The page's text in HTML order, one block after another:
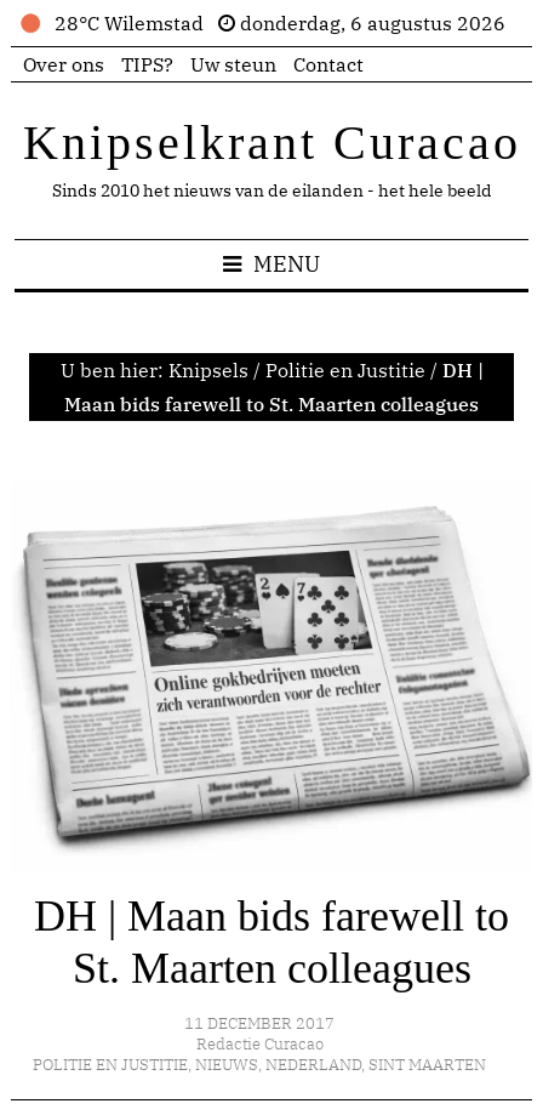
28°C Wilemstad
donderdag, 6 augustus 2026
Over ons
TIPS? Uw steun Contact
Knipselkrant Curacao
Sinds 2010 het nieuws van de eilanden - het hele beeld
MENU
U ben hier: Knipsels / Politie en Justitie / DH |
Maan bids farewell to St. Maarten colleagues
DH | Maan bids farewell to
St. Maarten colleagues
11 DECEMBER 2017
Redactie Curacao
POLITIE EN JUSTITIE, NIEUWS, NEDERLAND, SINT MAARTEN